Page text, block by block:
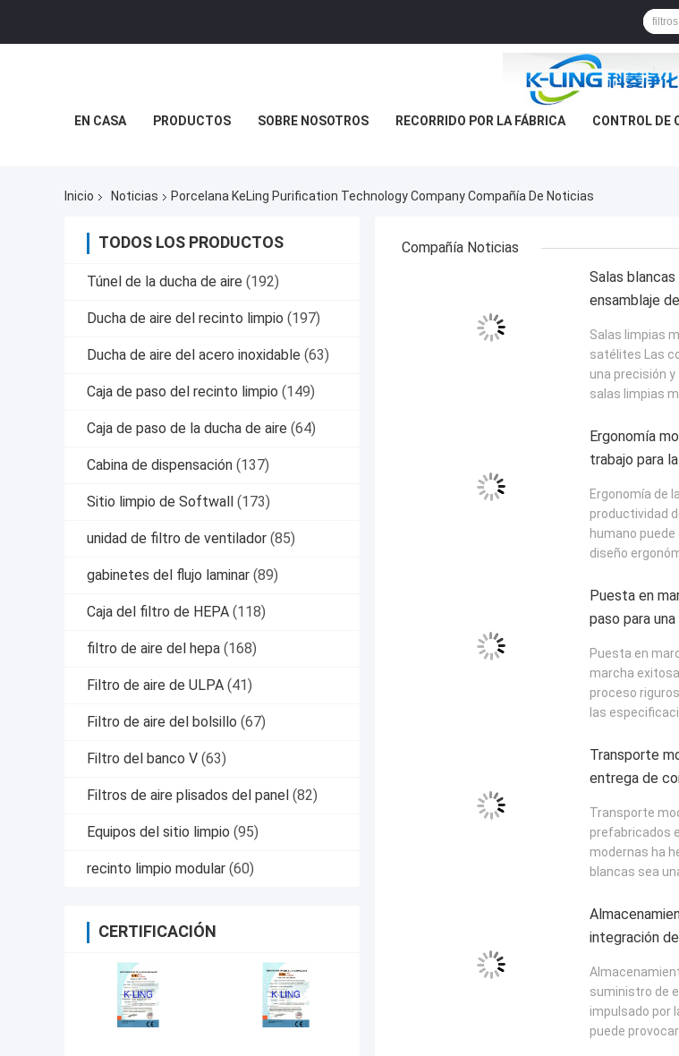
EN CASA PRODUCTOS SOBRE NOSOTROS RECORRIDO POR LA FÁBRICA CONTROL DE
Inicio Noticias Porcelana KeLing Purification Technology Company Compañía De Noticias
TODOS LOS PRODUCTOS
Túnel de la ducha de aire (192)
Ducha de aire del recinto limpio (197)
Ducha de aire del acero inoxidable (63)
Caja de paso del recinto limpio (149)
Caja de paso de la ducha de aire (64)
Cabina de dispensación (137)
Sitio limpio de Softwall (173)
unidad de filtro de ventilador (85)
gabinetes del flujo laminar (89)
Caja del filtro de HEPA (118)
filtro de aire del hepa (168)
Filtro de aire de ULPA (41)
Filtro de aire del bolsillo (67)
Filtro del banco V (63)
Filtros de aire plisados del panel (82)
Equipos del sitio limpio (95)
recinto limpio modular (60)
CERTIFICACIÓN
Compañía Noticias
Salas
ensamblaje
Salas limpias
satélites Las
una precisión
salas limpias
Ergonomía
trabajo para
Ergonomía de
productividad
humano
diseño
Puesta en
paso para
Puesta en
marcha
proceso
las
Transporte
entrega de
Transporte
prefabricados
modernas ha
blancas sea
integración
suministro de
impulsado por
puede